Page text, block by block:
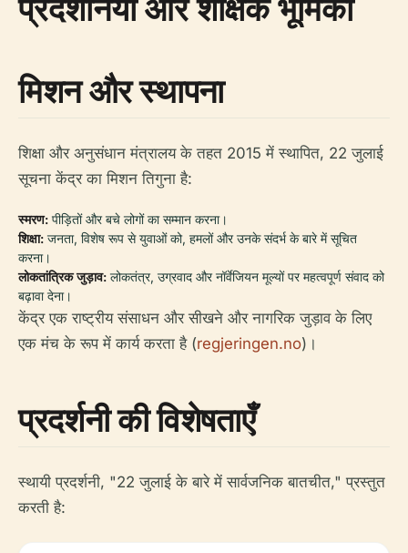
मिशन और स्थापना
शिक्षा और अनुसंधान मंत्रालय के तहत 2015 में स्थापित, 22 जुलाई
सूचना केंद्र का मिशन तिगुना है:
स्मरण: पीड़ितों और बचे लोगों का सम्मान करना।
शिक्षा: जनता, विशेष रूप से युवाओं को, हमलों और उनके संदर्भ के बारे में सूचित
करना।
लोकतांत्रिक जुड़ाव: लोकतंत्र, उग्रवाद और नॉर्वेजियन मूल्यों पर महत्वपूर्ण संवाद को
बढ़ावा देना।
केंद्र एक राष्ट्रीय संसाधन और सीखने और नागरिक जुड़ाव के लिए
एक मंच के रूप में कार्य करता है (regjeringen.no)।
प्रदर्शनी की विशेषताएँ
स्थायी प्रदर्शनी, "22 जुलाई के बारे में सार्वजनिक बातचीत," प्रस्तुत
करती है: